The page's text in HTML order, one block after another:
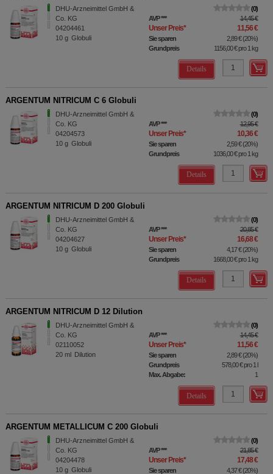
DHU-Arzneimittel GmbH &
Co. KG
04204461
10 g Globuli
0
AVP*** 14,45 €
Unser Preis* 11,56 €
Sie sparen 2,89 €(20%)
Grundpreis
1156,00 €pro 1 kg
Details
ARGENTUM NITRICUM C 6 Globuli
DHU-Arzneimittel GmbH &
Co. KG
04204573
10 g Globuli
0
AVP*** 12,95 €
Unser Preis* 10,36 €
Sie sparen 2,59 €(20%)
Grundpreis
1036,00 €pro 1 kg
Details
ARGENTUM NITRICUM D 200 Globuli
DHU-Arzneimittel GmbH &
Co. KG
04204627
10 g Globuli
0
AVP*** 20,85 €
Unser Preis* 16,68 €
Sie sparen 4,17 €(20%)
Grundpreis
1668,00 €pro 1 kg
Details
ARGENTUM NITRICUM D 12 Dilution
DHU-Arzneimittel GmbH &
Co. KG
02110052
20 ml Dilution
0
AVP*** 14,45 €
Unser Preis* 11,56 €
Sie sparen 2,89 €(20%)
Grundpreis
578,00 €pro 1 l
Max. Abgabe:
1
Details
ARGENTUM METALLICUM C 200 Globuli
DHU-Arzneimittel GmbH &
Co. KG
04204478
10 g Globuli
0
AVP*** 21,85 €
Unser Preis* 17,48 €
Sie sparen 4,37 €(20%)